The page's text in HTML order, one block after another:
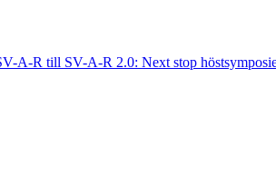
A-R till SV-A-R 2.0: Next stop